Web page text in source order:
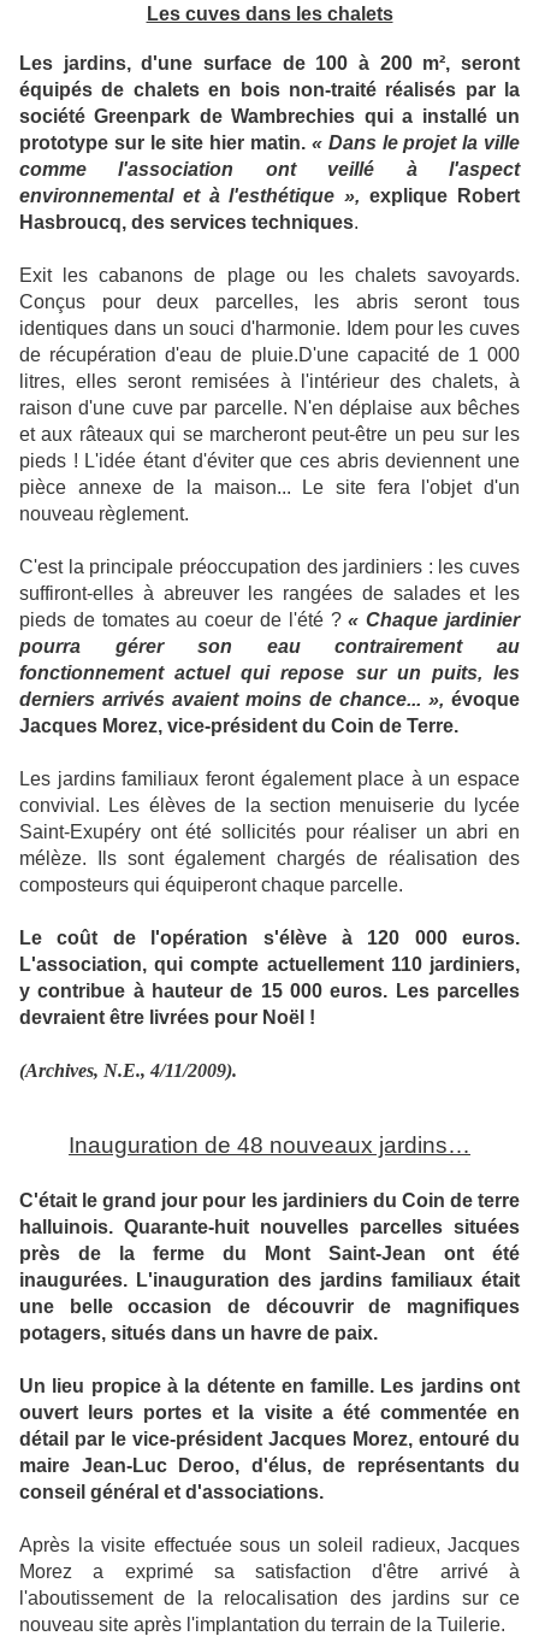
Les cuves dans les chalets
Les jardins, d'une surface de 100 à 200 m², seront
équipés de chalets en bois non-traité réalisés par la
société Greenpark de Wambrechies qui a installé un
prototype sur le site hier matin. « Dans le projet la ville
comme l'association ont veillé à l'aspect
environnemental et à l'esthétique », explique Robert
Hasbroucq, des services techniques.
Exit les cabanons de plage ou les chalets savoyards.
Conçus pour deux parcelles, les abris seront tous
identiques dans un souci d'harmonie. Idem pour les cuves
de récupération d'eau de pluie.D'une capacité de 1 000
litres, elles seront remisées à l'intérieur des chalets, à
raison d'une cuve par parcelle. N'en déplaise aux bêches
et aux râteaux qui se marcheront peut-être un peu sur les
pieds ! L'idée étant d'éviter que ces abris deviennent une
pièce annexe de la maison... Le site fera l'objet d'un
nouveau règlement.
C'est la principale préoccupation des jardiniers : les cuves
suffiront-elles à abreuver les rangées de salades et les
pieds de tomates au coeur de l'été ?« Chaque jardinier
pourra gérer son eau contrairement au
fonctionnement actuel qui repose sur un puits, les
derniers arrivés avaient moins de chance... », évoque
Jacques Morez, vice-président du Coin de Terre.
Les jardins familiaux feront également place à un espace
convivial. Les élèves de la section menuiserie du lycée
Saint-Exupéry ont été sollicités pour réaliser un abri en
mélèze. Ils sont également chargés de réalisation des
composteurs qui équiperont chaque parcelle.
Le coût de l'opération s'élève à 120 000 euros.
L'association, qui compte actuellement 110 jardiniers,
y contribue à hauteur de 15 000 euros. Les parcelles
devraient être livrées pour Noël !
(Archives, N.E., 4/11/2009).
Inauguration de 48 nouveaux jardins…
C'était le grand jour pour les jardiniers du Coin de terre
halluinois. Quarante-huit nouvelles parcelles situées
près de la ferme du Mont Saint-Jean ont été
inaugurées. L'inauguration des jardins familiaux était
une belle occasion de découvrir de magnifiques
potagers, situés dans un havre de paix.
Un lieu propice à la détente en famille. Les jardins ont
ouvert leurs portes et la visite a été commentée en
détail par le vice-président Jacques Morez, entouré du
maire Jean-Luc Deroo, d'élus, de représentants du
conseil général et d'associations.
Après la visite effectuée sous un soleil radieux, Jacques
Morez a exprimé sa satisfaction d'être arrivé à
l'aboutissement de la relocalisation des jardins sur ce
nouveau site après l'implantation du terrain de la Tuilerie.